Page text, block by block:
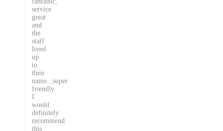
service
great
and
the
staff
lived
up
to
their
name...super
friendly.
I
would
definitely
recommend
this